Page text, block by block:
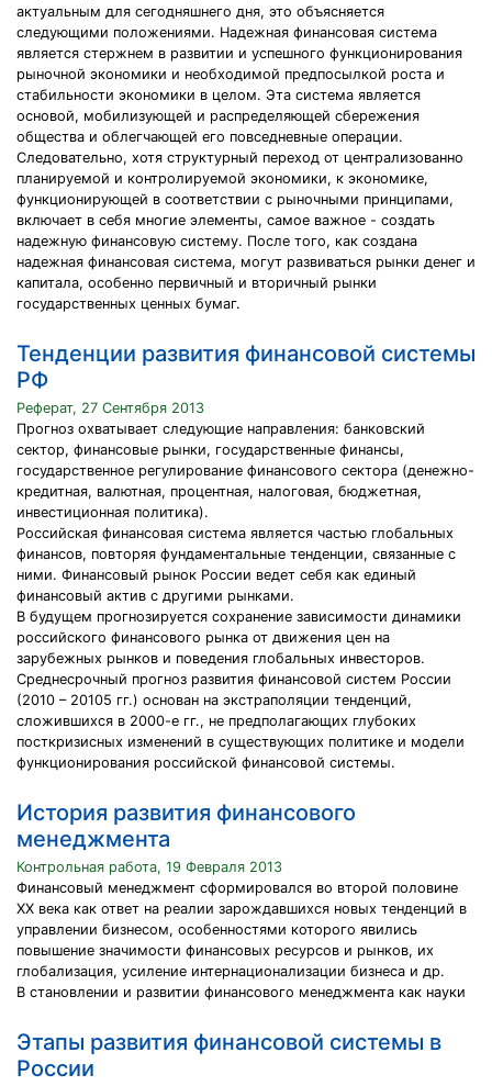
актуальным для сегодняшнего дня, это объясняется
следующими положениями. Надежная финансовая система
является стержнем в развитии и успешного функционирования
рыночной экономики и необходимой предпосылкой роста и
стабильности экономики в целом. Эта система является
основой, мобилизующей и распределяющей сбережения
общества и облегчающей его повседневные операции.
Следовательно, хотя структурный переход от централизованно
планируемой и контролируемой экономики, к экономике,
функционирующей в соответствии с рыночными принципами,
включает в себя многие элементы, самое важное - создать
надежную финансовую систему. После того, как создана
надежная финансовая система, могут развиваться рынки денег и
капитала, особенно первичный и вторичный рынки
государственных ценных бумаг.
Тенденции развития финансовой системы
РФ
Реферат, 27 Сентября 2013
Прогноз охватывает следующие направления: банковский
сектор, финансовые рынки, государственные финансы,
государственное регулирование финансового сектора (денежно-
кредитная, валютная, процентная, налоговая, бюджетная,
инвестиционная политика).
Российская финансовая система является частью глобальных
финансов, повторяя фундаментальные тенденции, связанные с
ними. Финансовый рынок России ведет себя как единый
финансовый актив с другими рынками.
В будущем прогнозируется сохранение зависимости динамики
российского финансового рынка от движения цен на
зарубежных рынков и поведения глобальных инвесторов.
Среднесрочный прогноз развития финансовой систем России
(2010 – 20105 гг.) основан на экстраполяции тенденций,
сложившихся в 2000-е гг., не предполагающих глубоких
посткризисных изменений в существующих политике и модели
функционирования российской финансовой системы.
История развития финансового
менеджмента
Контрольная работа, 19 Февраля 2013
Финансовый менеджмент сформировался во второй половине
XX века как ответ на реалии зарождавшихся новых тенденций в
управлении бизнесом, особенностями которого явились
повышение значимости финансовых ресурсов и рынков, их
глобализация, усиление интернационализации бизнеса и др.
В становлении и развитии финансового менеджмента как науки
Этапы развития финансовой системы в
России